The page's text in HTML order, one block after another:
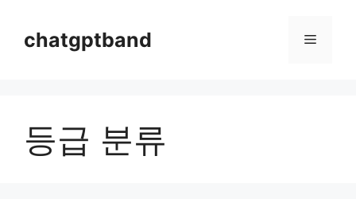
chatgptband 메
등급 분류